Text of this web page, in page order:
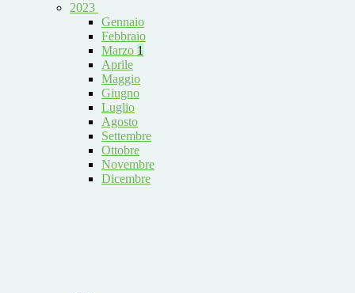
2023
Gennaio
Febbraio
Marzo 1
Aprile
Maggio
Giugno
Luglio
Agosto
Settembre
Ottobre
Novembre
Dicembre